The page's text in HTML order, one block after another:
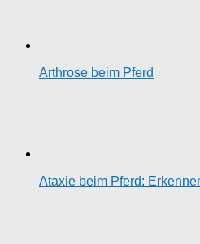
Arthrose beim Pferd
Ataxie beim Pferd: